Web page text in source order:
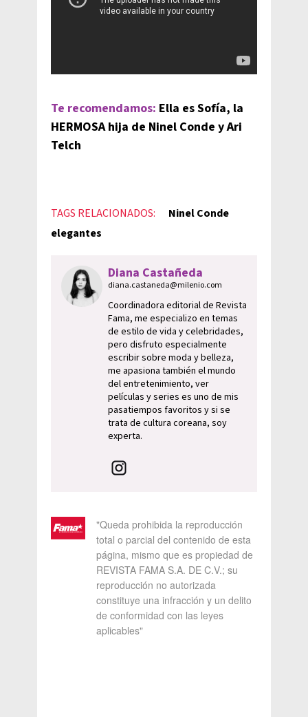
Te recomendamos: Ella es Sofía, la
HERMOSA hija de Ninel Conde y Ari
Telch
TAGS RELACIONADOS:
Ninel Conde
elegantes
Diana Castañeda
diana.castaneda@milenio.com
Coordinadora editorial de Revista
Fama, me especializo en temas
de estilo de vida y celebridades,
pero disfruto especialmente
escribir sobre moda y belleza,
me apasiona también el mundo
del entretenimiento, ver
películas y series es uno de mis
pasatiempos favoritos y si se
trata de cultura coreana, soy
experta.
"Queda prohibida la reproducción
total o parcial del contenido de esta
página, mismo que es propiedad de
REVISTA FAMA S.A. DE C.V.; su
reproducción no autorizada
constituye una infracción y un delito
de conformidad con las leyes
aplicables"